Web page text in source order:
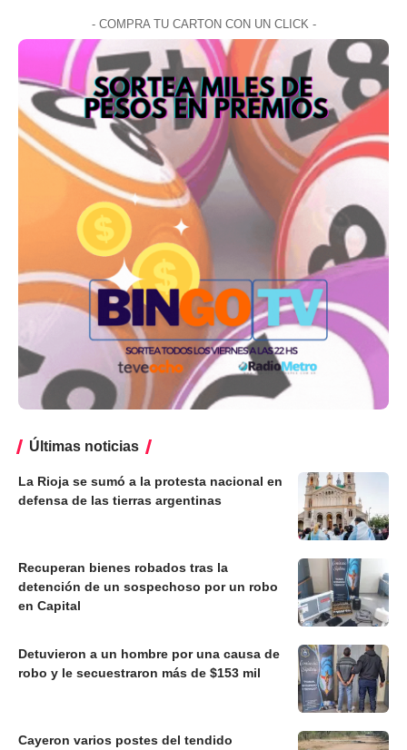
- COMPRA TU CARTON CON UN CLICK -
Últimas noticias
La Rioja se sumó a la protesta nacional en
defensa de las tierras argentinas
Recuperan bienes robados tras la
detención de un sospechoso por un robo
en Capital
Detuvieron a un hombre por una causa de
robo y le secuestraron más de $153 mil
Cayeron varios postes del tendido